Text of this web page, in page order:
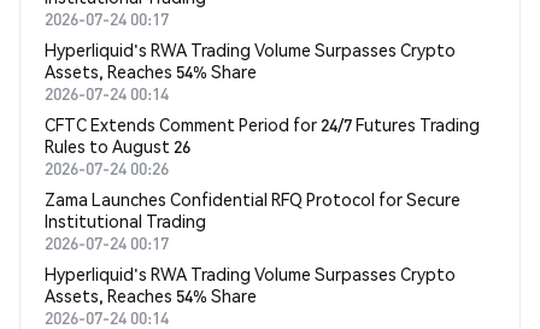
2026-07-24 00:17
Hyperliquid's RWA Trading Volume Surpasses Crypto
Assets, Reaches 54% Share
2026-07-24 00:14
CFTC Extends Comment Period for 24/7 Futures Trading
Rules to August 26
2026-07-24 00:26
Zama Launches Confidential RFQ Protocol for Secure
Institutional Trading
2026-07-24 00:17
Hyperliquid's RWA Trading Volume Surpasses Crypto
Assets, Reaches 54% Share
2026-07-24 00:14